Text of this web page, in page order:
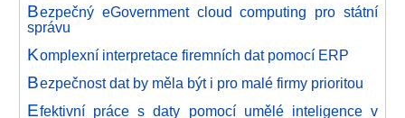
Bezpečný eGovernment cloud computing pro státní
správu
Komplexní interpretace firemních dat pomocí ERP
Bezpečnost dat by měla být i pro malé firmy prioritou
Efektivní práce s daty pomocí umělé inteligence v